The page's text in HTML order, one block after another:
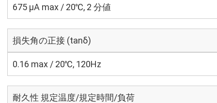
675 μA max / 20℃, 2 分値
損失角の正接 (tanδ)
0.16 max / 20℃, 120Hz
耐久性 規定温度/規定時間/負荷